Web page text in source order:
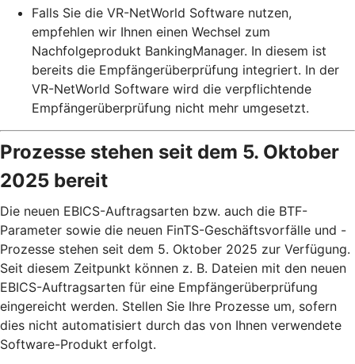
Falls Sie die VR-NetWorld Software nutzen,
empfehlen wir Ihnen einen Wechsel zum
Nachfolgeprodukt BankingManager. In diesem ist
bereits die Empfängerüberprüfung integriert. In der
VR-NetWorld Software wird die verpflichtende
Empfängerüberprüfung nicht mehr umgesetzt.
Prozesse stehen seit dem 5. Oktober
2025 bereit
Die neuen EBICS-Auftragsarten bzw. auch die BTF-
Parameter sowie die neuen FinTS-Geschäftsvorfälle und -
Prozesse stehen seit dem 5. Oktober 2025 zur Verfügung.
Seit diesem Zeitpunkt können z. B. Dateien mit den neuen
EBICS-Auftragsarten für eine Empfängerüberprüfung
eingereicht werden. Stellen Sie Ihre Prozesse um, sofern
dies nicht automatisiert durch das von Ihnen verwendete
Software-Produkt erfolgt.